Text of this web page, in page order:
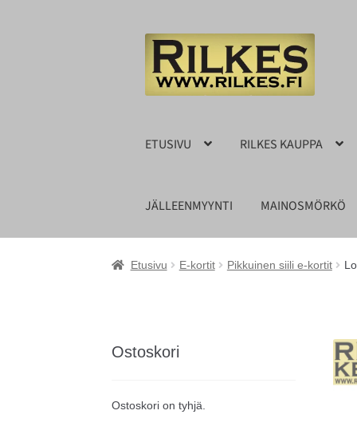
Siirry
navigointiin
Siirry
sisältöön
ETUSIVU RILKES KAUPPA
JÄLLEENMYYNTI MAINOSMÖRKÖ
Etusivu E-kortit Pikkuinen siili e-kortit
Ostoskori
Ostoskori on tyhjä.